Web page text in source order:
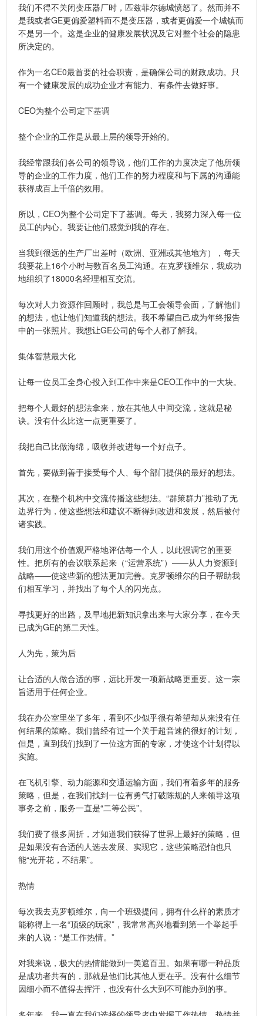
我们不得不关闭变压器厂时，匹兹菲尔德城愤怒了。然而并不
是我或者GE更偏爱塑料而不是变压器，或者更偏爱一个城镇而
不是另一个。这是企业的健康发展状况及它对整个社会的隐患
所决定的。
作为一名CE0最首要的社会职责，是确保公司的财政成功。只
有一个健康发展的成功企业才有能力、有条件去做好事。
CEO为整个公司定下基调
整个企业的工作是从最上层的领导开始的。
我经常跟我们各公司的领导说，他们工作的力度决定了他所领
导的企业的工作力度，他们工作的努力程度和与下属的沟通能
获得成百上千倍的效用。
所以，CEO为整个公司定下了基调。每天，我努力深入每一位
员工的内心。我要让他们感觉到我的存在。
当我到很远的生产厂出差时（欧洲、亚洲或其他地方），每天
我要花上16个小时与数百名员工沟通。在克罗顿维尔，我成功
地组织了18000名经理相互交流。
每次对人力资源作回顾时，我总是与工会领导会面，了解他们
的想法，也让他们知道我的想法。我不希望自己成为年终报告
中的一张照片。我想让GE公司的每个人都了解我。
集体智慧最大化
让每一位员工全身心投入到工作中来是CEO工作中的一大块。
把每个人最好的想法拿来，放在其他人中间交流，这就是秘
诀。没有什么比这一点更重要了。
我把自己比做海绵，吸收并改进每一个好点子。
首先，要做到善于接受每个人、每个部门提供的最好的想法。
其次，在整个机构中交流传播这些想法。“群策群力”推动了无
边界行为，使这些想法和建议不断得到改进和发展，然后被付
诸实践。
我们用这个价值观严格地评估每一个人，以此强调它的重要
性。把所有的会议联系起来（“运营系统”）——从人力资源到
战略——使这些新的想法更加完善。克罗顿维尔的日子帮助我
们相互学习，并找出了每个人的闪光点。
寻找更好的出路，及早地把新知识拿出来与大家分享，在今天
已成为GE的第二天性。
人为先，策为后
让合适的人做合适的事，远比开发一项新战略更重要。这一宗
旨适用于任何企业。
我在办公室里坐了多年，看到不少似乎很有希望却从来没有任
何结果的策略。我们曾经有过一个关于超音速的很好的计划，
但是，直到我们找到了一位这方面的专家，才使这个计划得以
实施。
在飞机引擎、动力能源和交通运输方面，我们有着多年的服务
策略，但是，在我们找到一位有勇气打破陈规的人来领导这项
事务之前，服务一直是“二等公民”。
我们费了很多周折，才知道我们获得了世界上最好的策略，但
是如果没有合适的人选去发展、实现它，这些策略恐怕也只
能“光开花，不结果”。
热情
每次我去克罗顿维尔，向一个班级提问，拥有什么样的素质才
能称得上一名“顶级的玩家”，我常常高兴地看到第一个举起手
来的人说：“是工作热情。”
对我来说，极大的热情能做到一美遮百丑。如果有哪一种品质
是成功者共有的，那就是他们比其他人更在乎。没有什么细节
因细小而不值得去挥汗，也没有什么大到不可能办到的事。